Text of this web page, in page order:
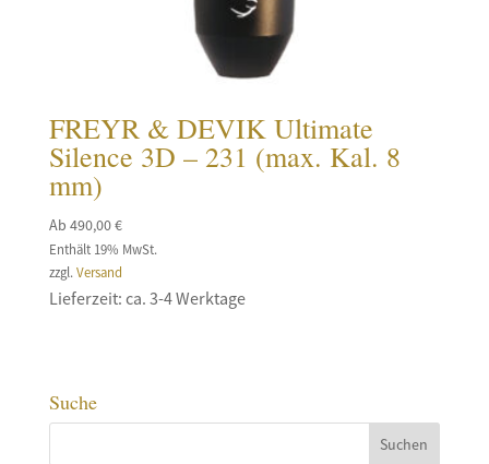
FREYR & DEVIK Ultimate
Silence 3D – 231 (max. Kal. 8
mm)
Ab 490,00€
Enthält 19% MwSt.
zzgl. Versand
Lieferzeit: ca. 3-4 Werktage
Suche